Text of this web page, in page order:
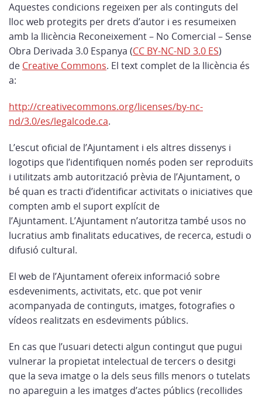
Aquestes condicions regeixen per als continguts del
lloc web protegits per drets d’autor i es resumeixen
amb la llicència Reconeixement – No Comercial – Sense
Obra Derivada 3.0 Espanya (CC BY-NC-ND 3.0 ES)
de Creative Commons. El text complet de la llicència és
a:
http://creativecommons.org/licenses/by-nc-
nd/3.0/es/legalcode.ca.
L’escut oficial de l’Ajuntament i els altres dissenys i
logotips que l’identifiquen només poden ser reproduïts
i utilitzats amb autorització prèvia de l’Ajuntament, o
bé quan es tracti d’identificar activitats o iniciatives que
compten amb el suport explícit de
l’Ajuntament. L’Ajuntament n’autoritza també usos no
lucratius amb finalitats educatives, de recerca, estudi o
difusió cultural.
El web de l’Ajuntament ofereix informació sobre
esdeveniments, activitats, etc. que pot venir
acompanyada de continguts, imatges, fotografies o
vídeos realitzats en esdeviments públics.
En cas que l’usuari detecti algun contingut que pugui
vulnerar la propietat intelectual de tercers o desitgi
que la seva imatge o la dels seus fills menors o tutelats
no apareguin a les imatges d’actes públics (recollides